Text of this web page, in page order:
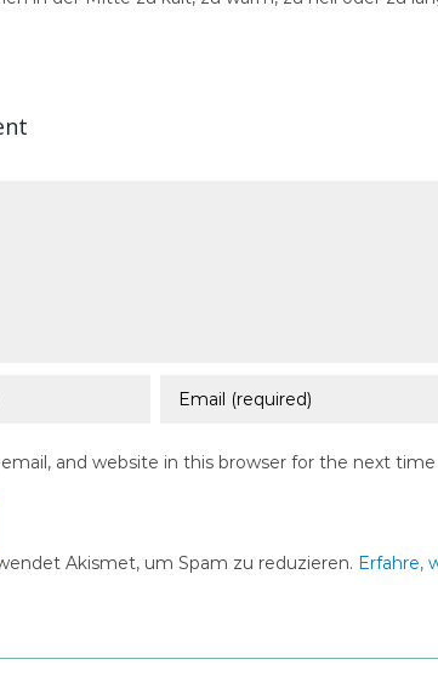
and website in this browser for the next
Akismet, um Spam zu reduzieren. Erfahre,